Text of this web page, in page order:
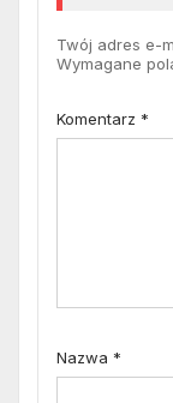
Twój adres e-
Wymagane
Komentarz *
Nazwa *